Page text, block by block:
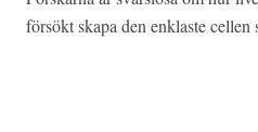
försökt skapa den enklaste cellen